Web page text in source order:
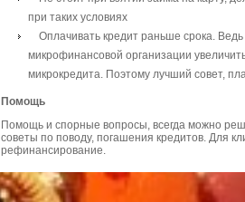
при таких условиях
Оплачивать кредит раньше срока.
микрофинансовой организации
микрокредита. Поэтому лучший совет,
Помощь
Помощь и спорные вопросы, всегда можно
советы по поводу, погашения кредитов. Для
рефинансирование.